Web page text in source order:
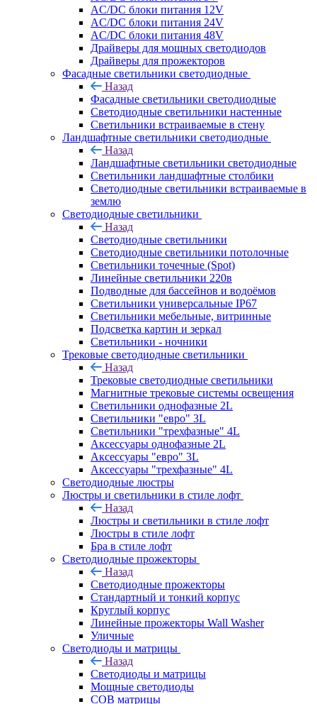
AC/DC блоки питания 12V
AC/DC блоки питания 24V
AC/DC блоки питания 48V
Драйверы для мощных светодиодов
Драйверы для прожекторов
Фасадные светильники светодиодные
Назад
Фасадные светильники светодиодные
Светодиодные светильники настенные
Светильники встраиваемые в стену
Ландшафтные светильники светодиодные
Назад
Ландшафтные светильники светодиодные
Светильники ландшафтные столбики
Светодиодные светильники встраиваемые в
землю
Светодиодные светильники
Назад
Светодиодные светильники
Светодиодные светильники потолочные
Светильники точечные (Spot)
Линейные светильники 220в
Подводные для бассейнов и водоёмов
Светильники универсальные IP67
Светильники мебельные, витринные
Подсветка картин и зеркал
Светильники - ночники
Трековые светодиодные светильники
Назад
Трековые светодиодные светильники
Магнитные трековые системы освещения
Светильники однофазные 2L
Светильники "евро" 3L
Светильники "трехфазные" 4L
Аксессуары однофазные 2L
Аксессуары "евро" 3L
Аксессуары "трехфазные" 4L
Светодиодные люстры
Люстры и светильники в стиле лофт
Назад
Люстры и светильники в стиле лофт
Люстры в стиле лофт
Бра в стиле лофт
Светодиодные прожекторы
Назад
Светодиодные прожекторы
Стандартный и тонкий корпус
Круглый корпус
Линейные прожекторы Wall Washer
Уличные
Светодиоды и матрицы
Назад
Светодиоды и матрицы
Мощные светодиоды
COB матрицы